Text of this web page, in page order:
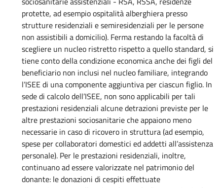
protette, ad esempio ospitalità alberghiera presso
strutture residenziali e semiresidenziali per le persone
non assistibili a domicilio). Ferma restando la facoltà di
scegliere un nucleo ristretto rispetto a quello standard, si
tiene conto della condizione economica anche dei figli del
beneficiario non inclusi nel nucleo familiare, integrando
l’ISEE di una componente aggiuntiva per ciascun figlio. In
sede di calcolo dell’ISEE, non sono applicabili per tali
prestazioni residenziali alcune detrazioni previste per le
altre prestazioni sociosanitarie che appaiono meno
necessarie in caso di ricovero in struttura (ad esempio,
spese per collaboratori domestici ed addetti all’assistenza
personale). Per le prestazioni residenziali, inoltre,
continuano ad essere valorizzate nel patrimonio del
donante: le donazioni di cespiti effettuate